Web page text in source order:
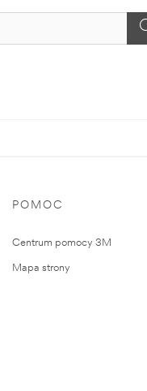
POMOC
Centrum pomocy 3M
Mapa strony